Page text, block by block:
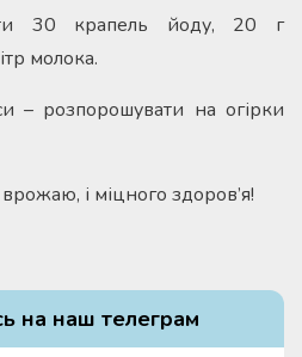
30 крапель йоду, 20 г
молока.
– розпорошувати на огірки
і міцного здоров’я!